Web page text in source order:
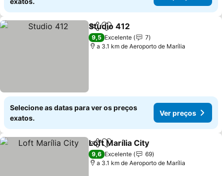
PartilharAdicionar aos favoritos
Studio 412
9,5 Excelente
7
a 3.1 km de Aeroporto de Marília
Selecione as datas para ver os preços
exatos.
Ver preços
PartilharAdicionar aos favoritos
Loft Marília City
9,6 Excelente
69
a 3.1 km de Aeroporto de Marília